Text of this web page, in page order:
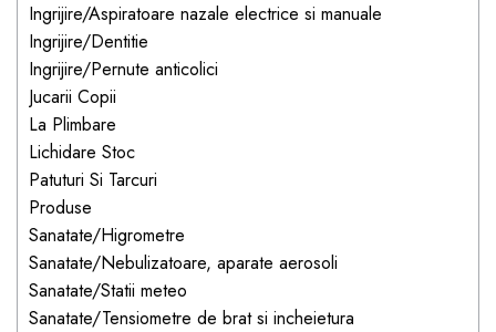
Igiena copii
Ingrijire/Aspiratoare nazale electrice si manuale
Ingrijire/Dentitie
Ingrijire/Pernute anticolici
Jucarii Copii
La Plimbare
Lichidare Stoc
Patuturi Si Tarcuri
Produse
Sanatate/Higrometre
Sanatate/Nebulizatoare, aparate aerosoli
Sanatate/Statii meteo
Sanatate/Tensiometre de brat si incheietura